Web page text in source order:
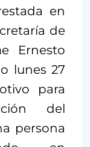
en
de
Ernesto
lunes 27
para
del
persona